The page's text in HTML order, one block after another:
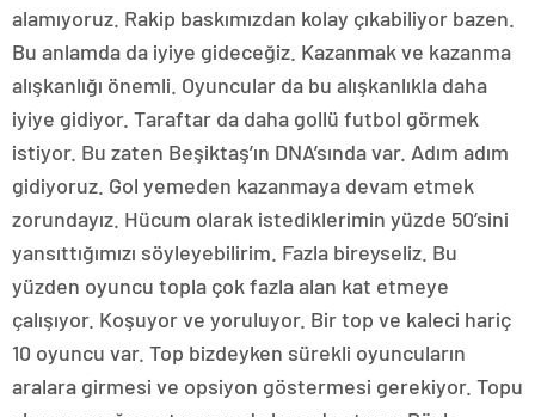
alamıyoruz. Rakip baskımızdan kolay çıkabiliyor bazen.
Bu anlamda da iyiye gideceğiz. Kazanmak ve kazanma
alışkanlığı önemli. Oyuncular da bu alışkanlıkla daha
iyiye gidiyor. Taraftar da daha gollü futbol görmek
istiyor. Bu zaten Beşiktaş’ın DNA’sında var. Adım adım
gidiyoruz. Gol yemeden kazanmaya devam etmek
zorundayız. Hücum olarak istediklerimin yüzde 50’sini
yansıttığımızı söyleyebilirim. Fazla bireyseliz. Bu
yüzden oyuncu topla çok fazla alan kat etmeye
çalışıyor. Koşuyor ve yoruluyor. Bir top ve kaleci hariç
10 oyuncu var. Top bizdeyken sürekli oyuncuların
aralara girmesi ve opsiyon göstermesi gerekiyor. Topu